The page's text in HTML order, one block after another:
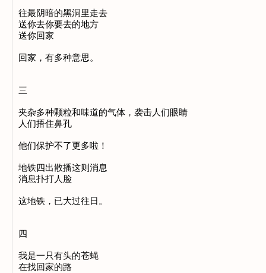
往最阴暗的黑洞里走去
送你去你要去的地方
送你回家
回家，有多种意思。
三
夹杂多种颗粒和味道的气体，袭击人们眼睛
人们捂住鼻孔
他们保护不了更多啦！
地铁四出散播这则消息
消息扑打人脸
这地铁，已大过往日。
四
我是一只有头的苍蝇
在找回家的路